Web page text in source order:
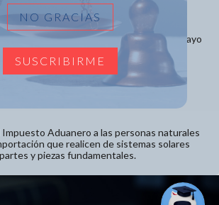
NO GRACIAS
SUSCRIBIRME
Primero de la Resolución 114, de 6 de mayo
2026 de Ministerio de Finanzas y
Impuesto Aduanero a las personas naturales
que realicen de sistemas solares
y piezas fundamentales.